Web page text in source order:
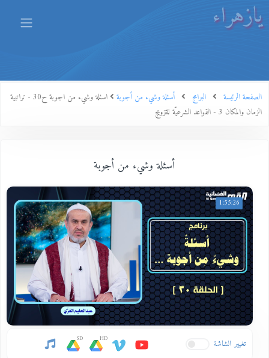
يازهراء
الصفحة الرئيسة البرامج أسئلة وشيء من أجوبة
اسئلة وشيء من اجوبة ح30 - تراتبية
الزمان والمكان 3 - القواعد الشرعيّة للتزويج
أسئلة وشيء من أجوبة
1:55:26
تغيير الشاشة HD
SD